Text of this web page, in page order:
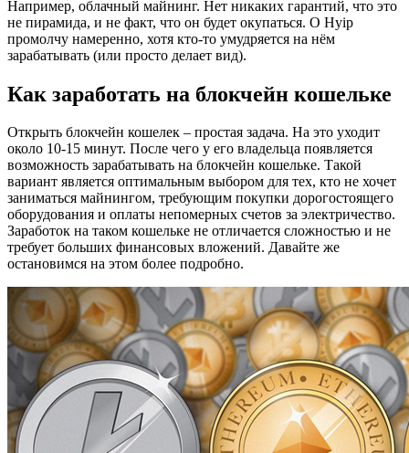
Например, облачный майнинг. Нет никаких гарантий, что это
не пирамида, и не факт, что он будет окупаться. О Hyip
промолчу намеренно, хотя кто-то умудряется на нём
зарабатывать (или просто делает вид).
Как заработать на блокчейн кошельке
Открыть блокчейн кошелек – простая задача. На это уходит
около 10-15 минут. После чего у его владельца появляется
возможность зарабатывать на блокчейн кошельке. Такой
вариант является оптимальным выбором для тех, кто не хочет
заниматься майнингом, требующим покупки дорогостоящего
оборудования и оплаты непомерных счетов за электричество.
Заработок на таком кошельке не отличается сложностью и не
требует больших финансовых вложений. Давайте же
остановимся на этом более подробно.